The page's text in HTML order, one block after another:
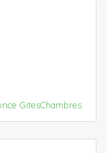
GitesChambres